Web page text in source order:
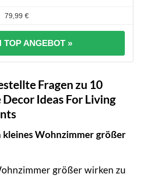
79,99 €
TOP ANGEBOT »
Fragen zu 10
Ideas For Living
kleines Wohnzimmer größer
größer wirken zu